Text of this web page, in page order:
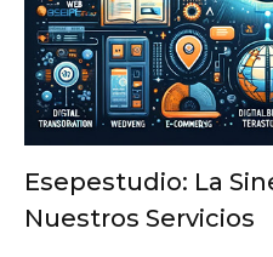
Esepestudio: La
Nuestros Servicios